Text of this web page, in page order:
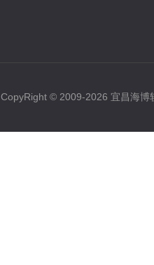
CopyRight © 2009-2026 宜昌海